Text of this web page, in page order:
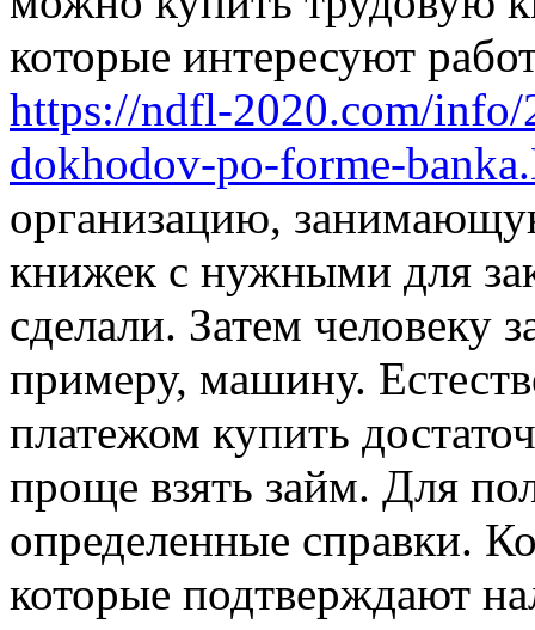
которые интересуют
https://ndfl-2020.com/info/
dokhodov-po-forme-
организацию,
книжек с нужными для
сделали. Затем человеку
примеру, машину.
платежом купить
проще взять займ. Для
определенные справки.
которые подтверждают